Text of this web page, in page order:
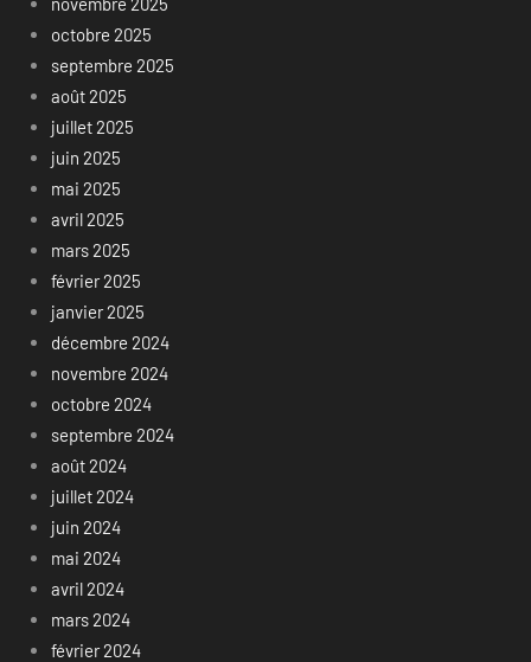
octobre 2025
septembre 2025
août 2025
juillet 2025
juin 2025
mai 2025
avril 2025
mars 2025
février 2025
janvier 2025
décembre 2024
novembre 2024
octobre 2024
septembre 2024
août 2024
juillet 2024
juin 2024
mai 2024
avril 2024
mars 2024
février 2024